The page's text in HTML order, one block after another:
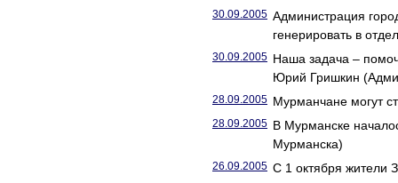
30.09.2005 Администрация
генерировать в
30.09.2005 Наша задача –
Юрий Гришкин
28.09.2005 Мурманчане могут
28.09.2005 В Мурманске
Мурманска)
26.09.2005 С 1 октября жители